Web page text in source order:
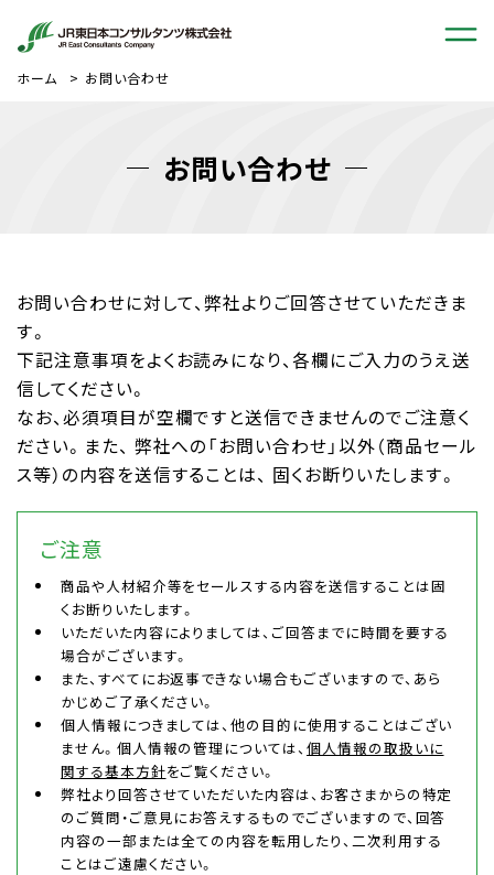
お問い合わせ
ホーム お問い合わせ
お問い合わせに対して、弊社よりご回答させていただきま
す。
下記注意事項をよくお読みになり、各欄にご入力のうえ送
信してください。
なお、必須項目が空欄ですと送信できませんのでご注意く
ださい。また、 弊社への「お問い合わせ」以外（商品セール
ス等）の内容を送信することは、 固くお断りいたします。
ご注意
商品や人材紹介等をセールスする内容を送信することは固
くお断りいたします。
いただいた内容によりましては、ご回答までに時間を要する
場合がございます。
また、すべてにお返事できない場合もございますので、あら
かじめご了承ください。
個人情報につきましては、他の目的に使用することはござい
ません。個人情報の管理については、 個人情報の取扱いに
関する基本方針をご覧ください。
弊社より回答させていただいた内容は、お客さまからの特定
のご質問・ご意見にお答えするものでございますので、回答
内容の一部または全ての内容を転用したり、二次利用する
ことはご遠慮ください。